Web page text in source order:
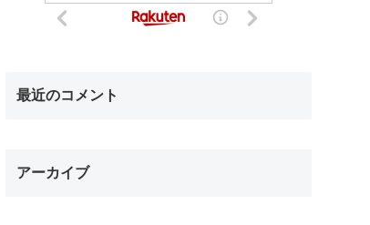
最近のコメント
アーカイブ